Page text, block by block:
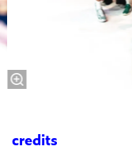
credits